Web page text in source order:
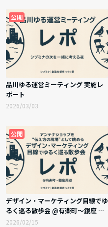
公開
品川ゆる運営ミーティング 実施レ
ポート
2026/03/03
公開
デザイン・マーケティング目線でゆ
るく巡る散歩会 @有楽町〜銀座 実
施レポート
2026/02/15